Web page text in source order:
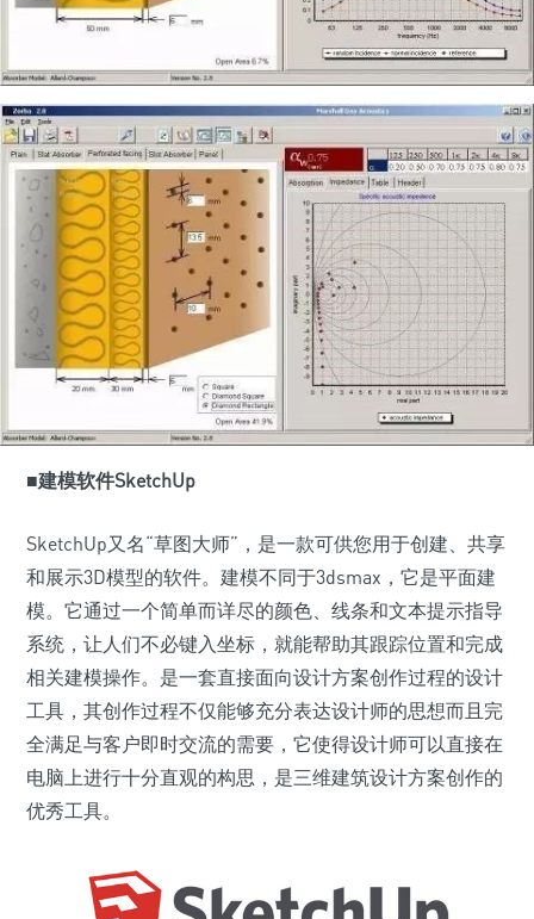
■建模软件SketchUp
SketchUp又名“草图大师”，是一款可供您用于创建、共享
和展示3D模型的软件。建模不同于3dsmax，它是平面建
模。它通过一个简单而详尽的颜色、线条和文本提示指导
系统，让人们不必键入坐标，就能帮助其跟踪位置和完成
相关建模操作。是一套直接面向设计方案创作过程的设计
工具，其创作过程不仅能够充分表达设计师的思想而且完
全满足与客户即时交流的需要，它使得设计师可以直接在
电脑上进行十分直观的构思，是三维建筑设计方案创作的
优秀工具。